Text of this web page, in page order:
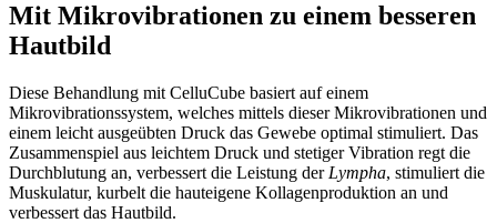
Mit Mikrovibrationen zu einem besseren
Hautbild
Diese Behandlung mit CelluCube basiert auf einem
Mikrovibrationssystem, welches mittels dieser Mikrovibrationen und
einem leicht ausgeübten Druck das Gewebe optimal stimuliert. Das
Zusammenspiel aus leichtem Druck und stetiger Vibration regt die
Durchblutung an, verbessert die Leistung der Lympha, stimuliert die
Muskulatur, kurbelt die hauteigene Kollagenproduktion an und
verbessert das Hautbild.